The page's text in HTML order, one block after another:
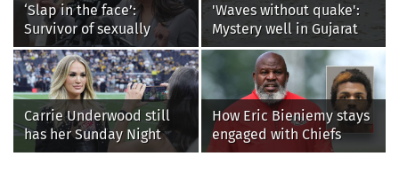
‘Slap in the face’:
Survivor of sexually
explicit deepfakes
lashes out over
Republicans stalling on
AOC’s AI crimes bill
'Waves without quake':
Mystery well in Gujarat
baffles locals as water
ripples for 5 days; watch
Carrie Underwood still
has her Sunday Night
Football fastball,
How Eric Bieniemy stays
engaged with Chiefs
while tending to wife,